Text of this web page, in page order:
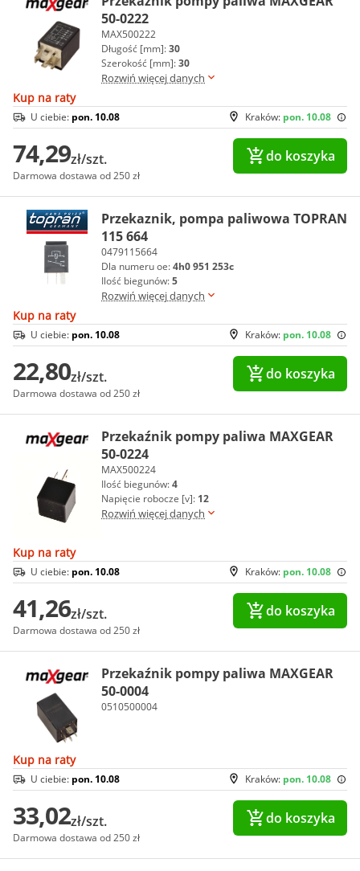
50-0222
MAX500222
Długość [mm]:30
Szerokość [mm]:30
Rozwiń więcej danych
Kup na raty
Kraków: pon. 10.08
U ciebie: pon. 10.08
74,29zł/szt.
Darmowa dostawa od 250 zł
do koszyka
Przekaznik, pompa paliwowa TOPRAN
115 664
0479115664
Dla numeru oe:4h0 951 253c
Ilość biegunów:5
Rozwiń więcej danych
Kup na raty
Kraków: pon. 10.08
U ciebie: pon. 10.08
22,80zł/szt.
Darmowa dostawa od 250 zł
do koszyka
Przekaźnik pompy paliwa MAXGEAR
50-0224
MAX500224
Ilość biegunów:4
Napięcie robocze [v]: 12
Rozwiń więcej danych
Kup na raty
Kraków: pon. 10.08
U ciebie: pon. 10.08
41,26zł/szt.
Darmowa dostawa od 250 zł
do koszyka
Przekaźnik pompy paliwa MAXGEAR
50-0004
0510500004
Kup na raty
Kraków: pon. 10.08
U ciebie: pon. 10.08
33,02zł/szt.
Darmowa dostawa od 250 zł
do koszyka